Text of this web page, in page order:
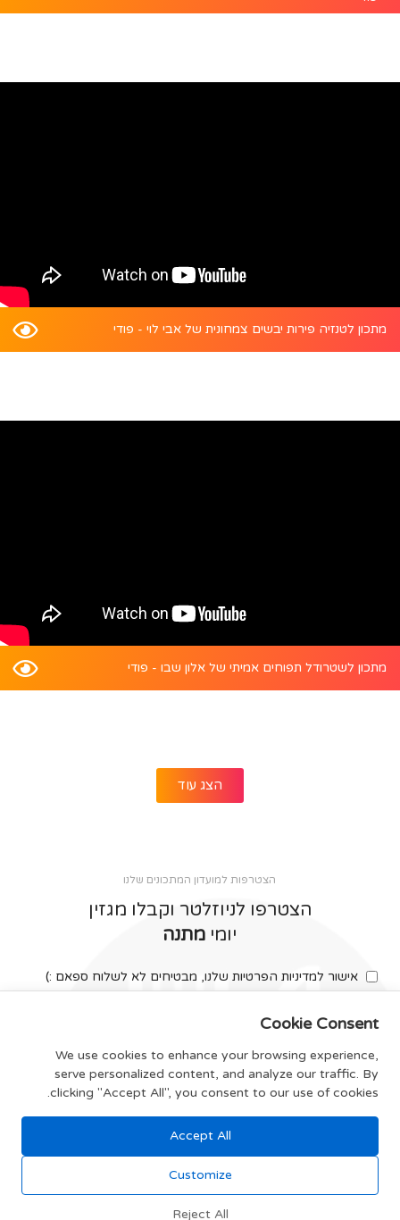
מתכון לטנזיה פירות יבשים צמחונית של אבי לוי - פודי
מתכון לשטרודל תפוחים אמיתי של אלון שבו - פודי
הצג עוד
הצטרפות למועדון המתכונים שלנו
הצטרפו לניוזלטר וקבלו מגזין
יומי מתנה
אישור למדיניות הפרטיות שלנו, מבטיחים לא לשלוח ספאם :)
צרפו אותי
תקנון האתר
Cookie Consent
We use cookies to enhance your browsing experience,
serve personalized content, and analyze our traffic. By
clicking "Accept All", you consent to our use of cookies.
Accept All
Customize
Reject All